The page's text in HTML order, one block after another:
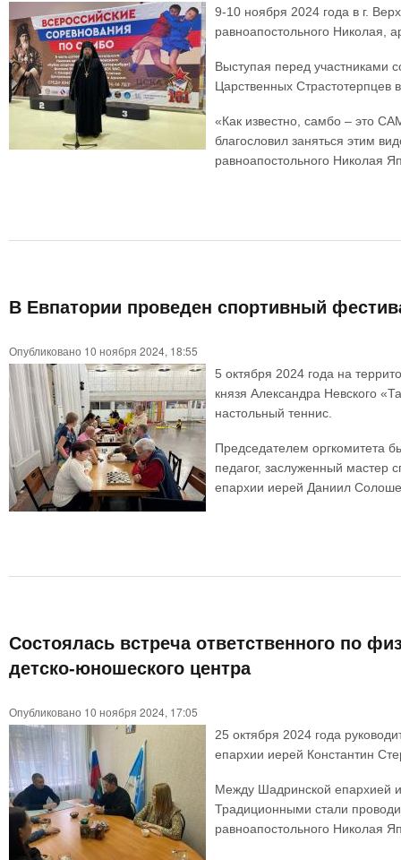
9-10 ноября 2024 года в г.
равноапостольного Николая,
Выступая перед участниками
Царственных
«Как известно, самбо – это
благословил заняться этим
равноапостольного Николая
В Евпатории проведен спортивный
Опубликовано 10 ноября 2024, 18:55
5 октября 2024 года на
князя Александра Невского
настольный теннис.
Председателем оргкомитета
педагог, заслуженный
епархии иерей Даниил
Состоялась встреча ответственного по
детско-юношеского центра
Опубликовано 10 ноября 2024, 17:05
25 октября 2024 года
епархии иерей Константин
Между Шадринской епархией
Традиционными стали
равноапостольного Николая